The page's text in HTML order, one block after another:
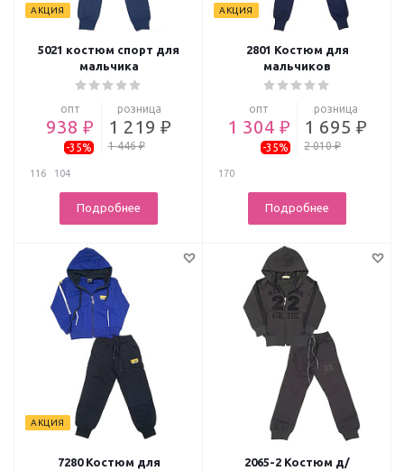
АКЦИЯ
5021 костюм спорт для
мальчика
опт
938 ₽
-35%
розница
1 219 ₽
1 446 ₽
116 104
Подробнее
АКЦИЯ
2801 Костюм для
мальчиков
опт
1 304 ₽
-35%
розница
1 695 ₽
2 010 ₽
170
Подробнее
АКЦИЯ
7280 Костюм для
2065-2 Костюм д/